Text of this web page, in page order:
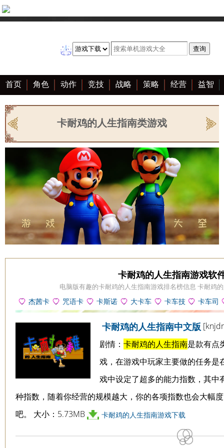
首页 角色 动作 竞技 战略 策略 经营 益智
冒险 棋牌 赛车 音乐 恋爱 单机 大全
卡耐鸡的人生指南类游戏
卡耐鸡的人生指南游戏软
电脑版有趣的卡耐鸡的人生指南游戏排名榜信息 卡耐鸡
杰茜卡
的蛋糕店
游戏
咒语卡
丁车游戏
卡斯诺
岛游戏
大卡车
游戏
卡车技
能大赛游
戏
卡车司
机游戏
卡耐鸡的人生指南中文版
剧情： 卡耐鸡的人生指南是款有点
戏，在游戏中玩家主要做的任务
戏中设定了超多的能力指数，其中
种指数，随着你经营的规模越大，你的各项指数也会大幅
吧。 大小：5.73MB
卡耐鸡的人生指南游戏下载